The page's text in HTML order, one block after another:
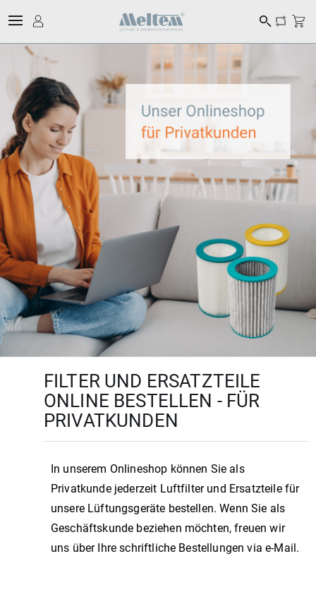
FILTER UND ERSATZTEILE
ONLINE BESTELLEN - FÜR
PRIVATKUNDEN
In unserem Onlineshop können Sie als
Privatkunde jederzeit Luftfilter und Ersatzteile für
unsere Lüftungsgeräte bestellen. Wenn Sie als
Geschäftskunde beziehen möchten, freuen wir
uns über Ihre schriftliche Bestellungen via e-Mail.